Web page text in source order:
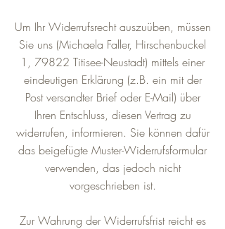
Um Ihr Widerrufsrecht auszuüben, müssen
Sie uns (Michaela Faller, Hirschenbuckel
1, 79822 Titisee-Neustadt) mittels einer
eindeutigen Erklärung (z.B. ein mit der
Post versandter Brief oder E-Mail) über
Ihren Entschluss, diesen Vertrag zu
widerrufen, informieren. Sie können dafür
das beigefügte Muster-Widerrufsformular
verwenden, das jedoch nicht
vorgeschrieben ist.
Zur Wahrung der Widerrufsfrist reicht es